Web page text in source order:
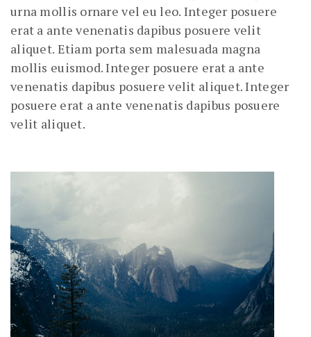
urna mollis ornare vel eu leo. Integer posuere
erat a ante venenatis dapibus posuere velit
aliquet. Etiam porta sem malesuada magna
mollis euismod. Integer posuere erat a ante
venenatis dapibus posuere velit aliquet. Integer
posuere erat a ante venenatis dapibus posuere
velit aliquet.